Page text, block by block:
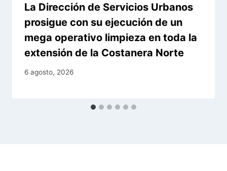
La Dirección de Servicios Urbanos
prosigue con su ejecución de un
mega operativo limpieza en toda la
extensión de la Costanera Norte
6 agosto, 2026